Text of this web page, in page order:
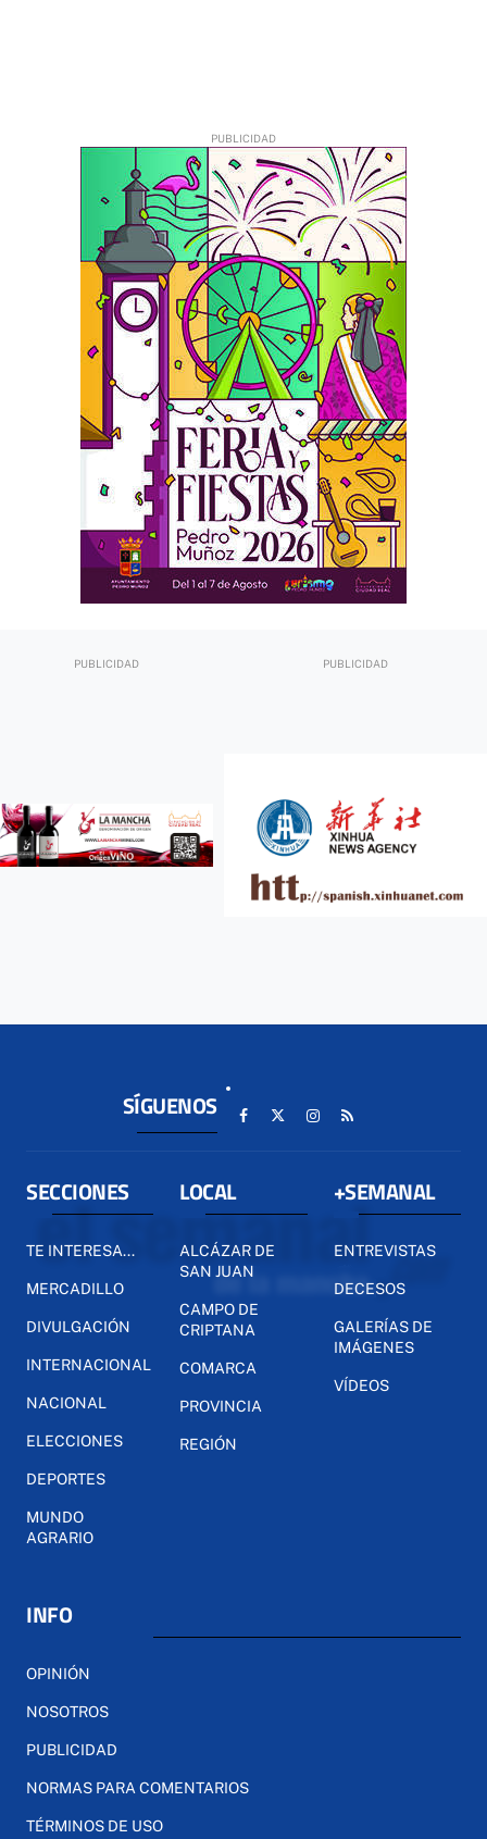
SÍGUENOS
SECCIONES
TE INTERESA...
MERCADILLO
DIVULGACIÓN
INTERNACIONAL
NACIONAL
ELECCIONES
DEPORTES
MUNDO
AGRARIO
LOCAL
ALCÁZAR DE
SAN JUAN
CAMPO DE
CRIPTANA
COMARCA
PROVINCIA
REGIÓN
+SEMANAL
ENTREVISTAS
DECESOS
GALERÍAS DE
IMÁGENES
VÍDEOS
INFO
OPINIÓN
NOSOTROS
PUBLICIDAD
NORMAS PARA COMENTARIOS
TÉRMINOS DE USO